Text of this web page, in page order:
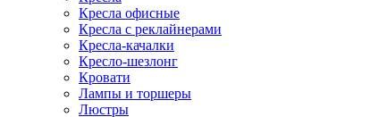
Кресла офисные
Кресла с реклайнерами
Кресла-качалки
Кресло-шезлонг
Кровати
Лампы и торшеры
Люстры